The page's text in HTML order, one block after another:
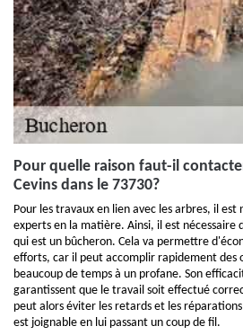
Pour quelle raison faut-il
Cevins dans le 73730?
Pour les travaux en lien avec les arbres, il est
experts en la matière. Ainsi, il est nécessaire
qui est un bûcheron. Cela va permettre
efforts, car il peut accomplir rapidement des
beaucoup de temps à un profane. Son
garantissent que le travail soit effectué
peut alors éviter les retards et les
est joignable en lui passant un coup de fil.